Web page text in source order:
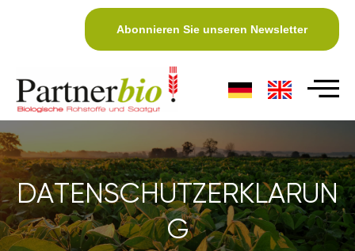
Abonnieren Sie unseren Newsletter
DATENSCHUTZERKLARUN
G